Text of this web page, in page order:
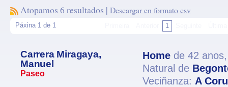
Atopamos 6 resultados | Descargar en formato csv
Páxina 1 de 1 1
Carrera Miragaya,
Manuel
Paseo
Home de 42
Natural de
Veciñanza: A